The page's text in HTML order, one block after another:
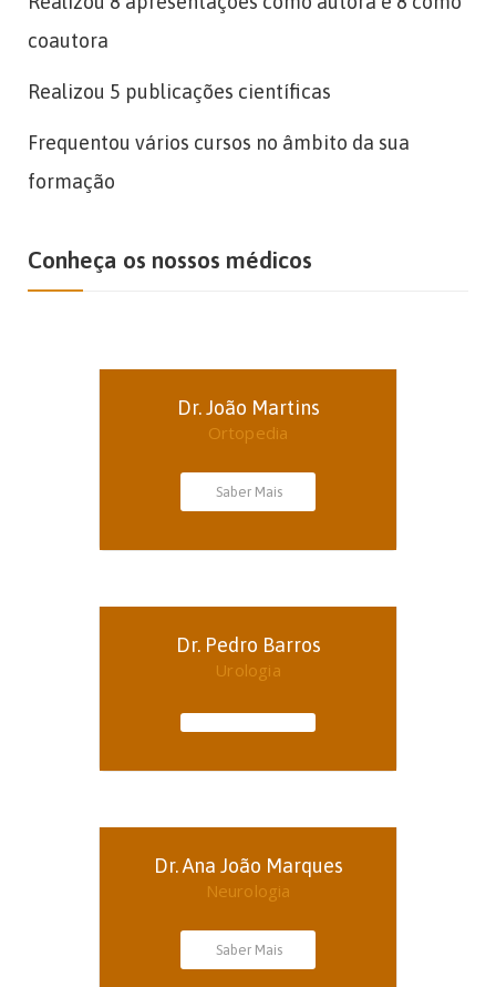
coautora
Realizou 5 publicações científicas
Frequentou vários cursos no âmbito da sua
formação
Conheça os nossos médicos
Dr. João Martins
Ortopedia
Saber Mais
Dr. Pedro Barros
Urologia
Dr. Ana João Marques
Neurologia
Saber Mais